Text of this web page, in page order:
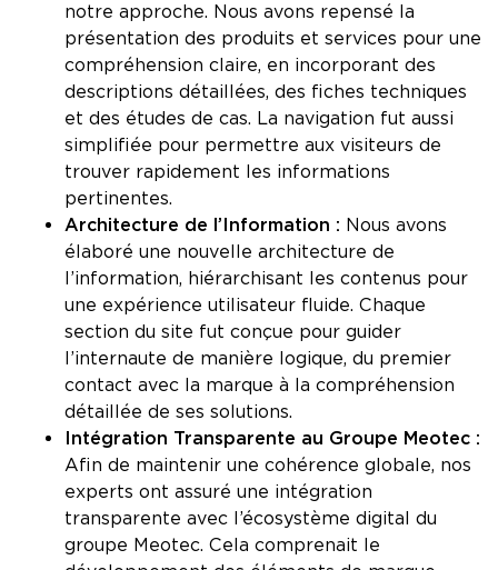
notre approche. Nous avons repensé la
présentation des produits et services pour une
compréhension claire, en incorporant des
descriptions détaillées, des fiches techniques
et des études de cas. La navigation fut aussi
simplifiée pour permettre aux visiteurs de
trouver rapidement les informations
pertinentes.
Architecture de l’Information : Nous avons
élaboré une nouvelle architecture de
l’information, hiérarchisant les contenus pour
une expérience utilisateur fluide. Chaque
section du site fut conçue pour guider
l’internaute de manière logique, du premier
contact avec la marque à la compréhension
détaillée de ses solutions.
Intégration Transparente au Groupe Meotec :
Afin de maintenir une cohérence globale, nos
experts ont assuré une intégration
transparente avec l’écosystème digital du
groupe Meotec. Cela comprenait le